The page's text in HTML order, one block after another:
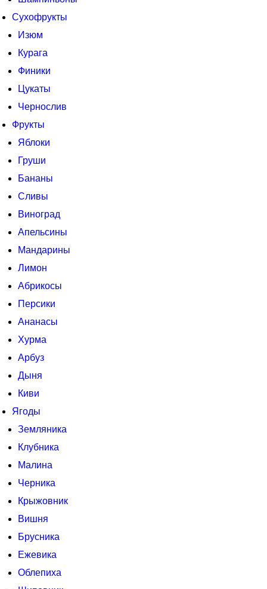
Сухофрукты
Изюм
Курага
Финики
Цукаты
Чернослив
Фрукты
Яблоки
Груши
Бананы
Сливы
Виноград
Апельсины
Мандарины
Лимон
Абрикосы
Персики
Ананасы
Хурма
Арбуз
Дыня
Киви
Ягоды
Земляника
Клубника
Малина
Черника
Крыжовник
Вишня
Брусника
Ежевика
Облепиха